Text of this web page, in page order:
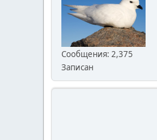
Сообщения: 2,375
Записан